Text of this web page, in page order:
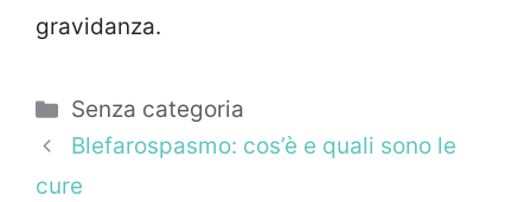
gravidanza.
Categorie
Senza categoria
Blefarospasmo: cos’è e quali sono le
cure